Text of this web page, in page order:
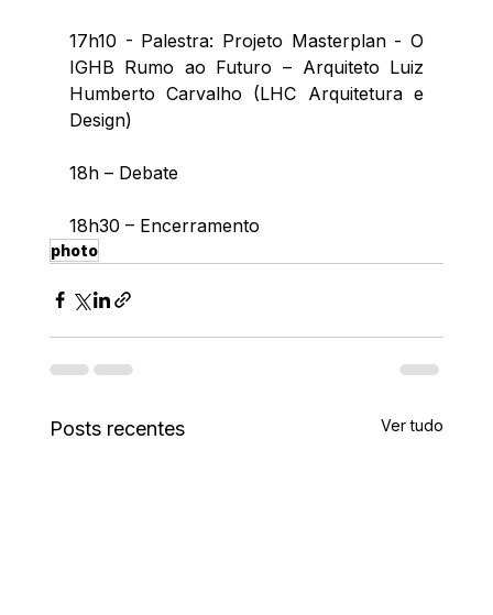
17h10 - Palestra: Projeto Masterplan - O
IGHB Rumo ao Futuro – Arquiteto Luiz
Humberto Carvalho (LHC Arquitetura e
Design)
18h – Debate
18h30 – Encerramento
photo
Posts recentes Ver tudo